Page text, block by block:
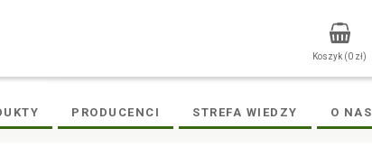
Koszyk (0 zł)
PRODUCENCI STREFA WIEDZY O NAS